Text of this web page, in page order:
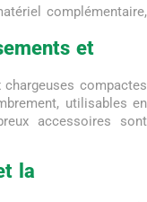
complémentaire,
et
compactes
utilisables en
accessoires sont
la